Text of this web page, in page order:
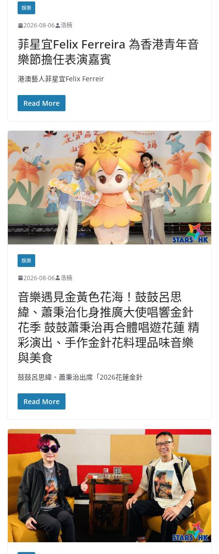
娛樂
2026-08-06 浩楠
菲星宜Felix Ferreira 為香港青年音
樂節擔任表演嘉賓
港澳藝人菲星宜Felix Ferreir
Read More
娛樂
2026-08-06 浩楠
音樂遇見金黃色花海！鼓鼓呂思
緯、蕭秉治化身推廣大使唱響金針
花季 鼓鼓蕭秉治再合體唱遊花蓮 精
彩演出、手作金針花料理品味音樂
與美食
鼓鼓呂思緯、蕭秉治出席「2026花蓮金針
Read More